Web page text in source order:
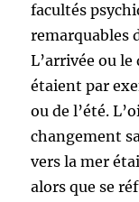
facultés
remarquables
L’arrivée ou
étaient par
ou de l’été.
changement
vers la mer
alors que se